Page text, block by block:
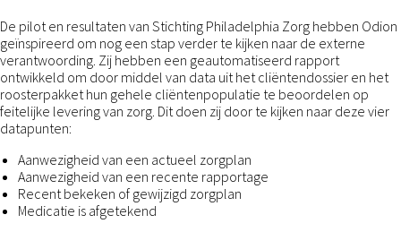
De pilot en resultaten van Stichting Philadelphia Zorg hebben Odion
geïnspireerd om nog een stap verder te kijken naar de externe
verantwoording. Zij hebben een geautomatiseerd rapport
ontwikkeld om door middel van data uit het cliëntendossier en het
roosterpakket hun gehele cliëntenpopulatie te beoordelen op
feitelijke levering van zorg. Dit doen zij door te kijken naar deze vier
datapunten:
Aanwezigheid van een actueel zorgplan
Aanwezigheid van een recente rapportage
Recent bekeken of gewijzigd zorgplan
Medicatie is afgetekend